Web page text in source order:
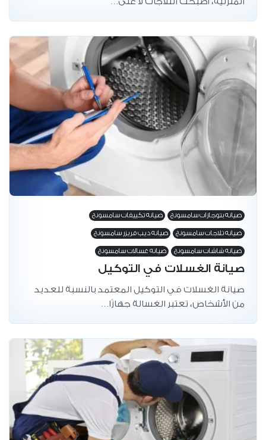
صيانه بتوجازات سامسونج صيانه تكييفات سامسونج
صيانه تلاجات سامسونج صيانه ديب فريزر سامسونج
صيانه شاشات سامسونج صيانه غسالات سامسونج
صيانة الغسلات في التوكيل
صيانة الغسلات في التوكيل المعتمد بالنسبة للعديد
من الأشخاص، تعتبر الغسالة جهازًا…